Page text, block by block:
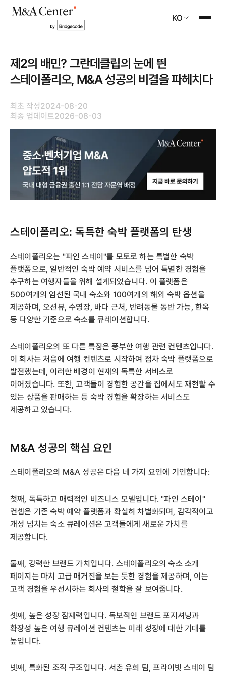
KO
제2의 배민? 그란데클립의 눈에 띈
스테이폴리오, M&A 성공의 비결을 파헤치다
최초 작성2024-08-20
최종 업데이트2026-08-03
스테이폴리오: 독특한 숙박 플랫폼의 탄생
스테이폴리오는 "파인 스테이"를 모토로 하는 특별한 숙박
플랫폼으로, 일반적인 숙박 예약 서비스를 넘어 특별한 경험을
추구하는 여행자들을 위해 설계되었습니다. 이 플랫폼은
500여개의 엄선된 국내 숙소와 100여개의 해외 숙박 옵션을
제공하며, 오션뷰, 수영장, 바다 근처, 반려동물 동반 가능, 한옥
등 다양한 기준으로 숙소를 큐레이션합니다.
스테이폴리오의 또 다른 특징은 풍부한 여행 관련 컨텐츠입니다.
이 회사는 처음에 여행 컨텐츠로 시작하여 점차 숙박 플랫폼으로
발전했는데, 이러한 배경이 현재의 독특한 서비스로
이어졌습니다. 또한, 고객들이 경험한 공간을 집에서도 재현할 수
있는 상품을 판매하는 등 숙박 경험을 확장하는 서비스도
제공하고 있습니다.
M&A 성공의 핵심 요인
스테이폴리오의 M&A 성공은 다음 네 가지 요인에 기인합니다:
첫째, 독특하고 매력적인 비즈니스 모델입니다. "파인 스테이"
컨셉은 기존 숙박 예약 플랫폼과 확실히 차별화되며, 감각적이고
개성 넘치는 숙소 큐레이션은 고객들에게 새로운 가치를
제공합니다.
둘째, 강력한 브랜드 가치입니다. 스테이폴리오의 숙소 소개
페이지는 마치 고급 매거진을 보는 듯한 경험을 제공하며, 이는
고객 경험을 우선시하는 회사의 철학을 잘 보여줍니다.
셋째, 높은 성장 잠재력입니다. 독보적인 브랜드 포지셔닝과
확장성 높은 여행 큐레이션 컨텐츠는 미래 성장에 대한 기대를
높입니다.
넷째, 특화된 조직 구조입니다. 서촌 유희 팀, 프라이빗 스테이 팀